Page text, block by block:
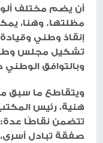
أن يضم مختلف
مظلتها. وهنا،
إنقاذ وطني
تشكيل مجلس وطني
وبالتوافق الوطني
ويتقاطع ما سبق
هنية، رئيس
تتضمن نقاطًا عدة:
صفقة تبادل أسرى،